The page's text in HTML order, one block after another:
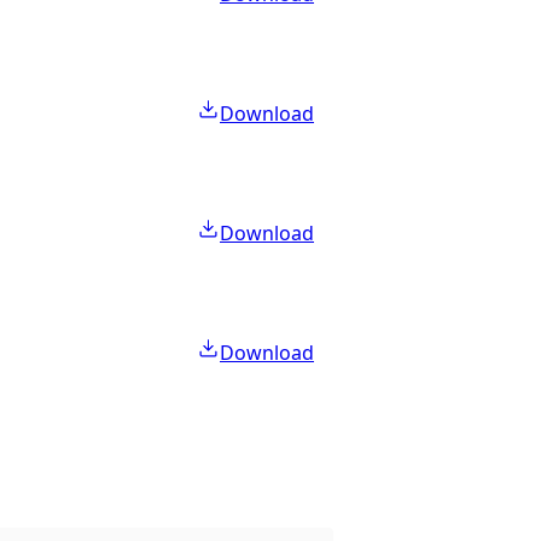
Download
Download
Download